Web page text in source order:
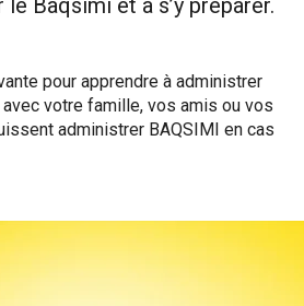
Baqsimi et à s’y préparer.
pour apprendre à administrer
votre famille, vos amis ou vos
administrer BAQSIMI en cas